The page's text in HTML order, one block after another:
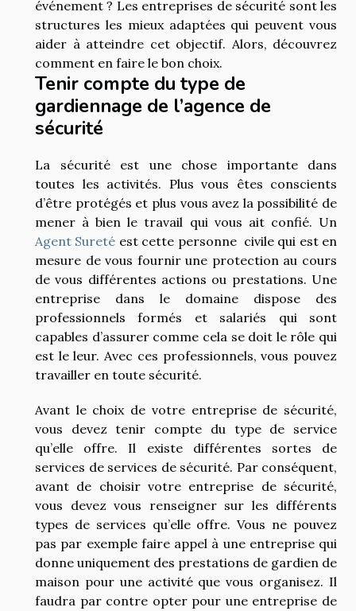
événement ? Les entreprises de sécurité sont les
structures les mieux adaptées qui peuvent vous
aider à atteindre cet objectif. Alors, découvrez
comment en faire le bon choix.
Tenir compte du type de
gardiennage de l’agence de
sécurité
La sécurité est une chose importante dans
toutes les activités. Plus vous êtes conscients
d’être protégés et plus vous avez la possibilité de
mener à bien le travail qui vous ait confié. Un
Agent Sureté est cette personne civile qui est en
mesure de vous fournir une protection au cours
de vous différentes actions ou prestations. Une
entreprise dans le domaine dispose des
professionnels formés et salariés qui sont
capables d’assurer comme cela se doit le rôle qui
est le leur. Avec ces professionnels, vous pouvez
travailler en toute sécurité.
Avant le choix de votre entreprise de sécurité,
vous devez tenir compte du type de service
qu’elle offre. Il existe différentes sortes de
services de services de sécurité. Par conséquent,
avant de choisir votre entreprise de sécurité,
vous devez vous renseigner sur les différents
types de services qu’elle offre. Vous ne pouvez
pas par exemple faire appel à une entreprise qui
donne uniquement des prestations de gardien de
maison pour une activité que vous organisez. Il
faudra par contre opter pour une entreprise de